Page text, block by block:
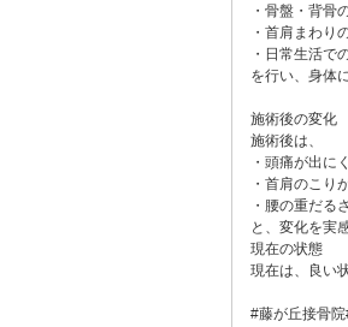
・骨盤・背骨
・首肩まわり
・日常生活で
を行い、身体
施術後の変化
施術後は、
・頭痛が出に
・首肩のこり
・腰の重だる
と、変化を実
現在の状態
現在は、良い
#藤が丘接骨